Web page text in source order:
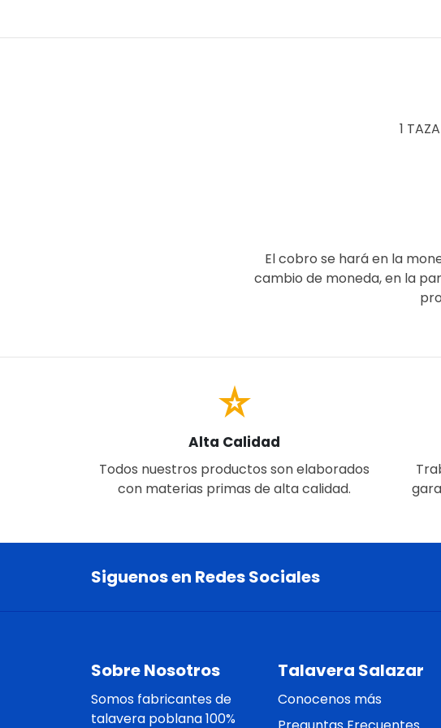
1
El cobro se hará en la
cambio de moneda, en la
star_rate
Alta Calidad
Todos nuestros productos son elaborados
con materias primas de alta calidad.
Siguenos en Redes Sociales
Sobre Nosotros
Somos fabricantes de
talavera poblana 100%
Talavera Salazar
Conocenos más